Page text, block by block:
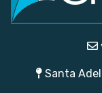
Santa